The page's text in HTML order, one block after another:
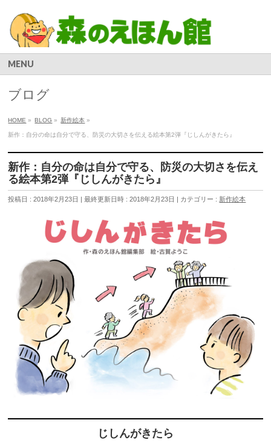
MENU
ブログ
HOME » BLOG » 新作絵本 »
新作：自分の命は自分で守る、防災の大切さを伝える絵本第2弾『じしんがきたら』
新作：自分の命は自分で守る、防災の大切さを伝え
る絵本第2弾『じしんがきたら』
投稿日 : 2018年2月23日 最終更新日時 : 2018年2月23日 カテゴリー : 新作絵本
じしんがきたら